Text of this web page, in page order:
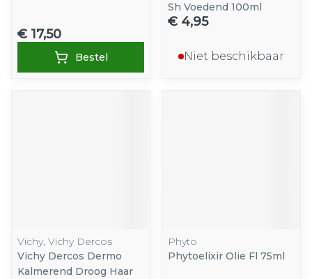
€ 17,50
Bestel
Sh Voedend 100ml
€ 4,95
Niet beschikbaar
Vichy, Vichy Dercos
Vichy Dercos Dermo
Kalmerend Droog Haar
Phyto
Phytoelixir Olie Fl 75ml